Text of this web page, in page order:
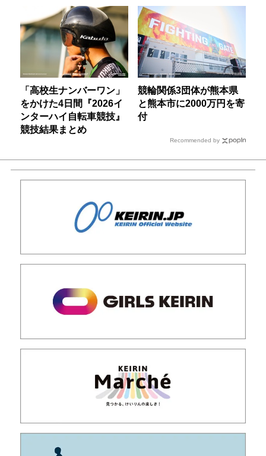
「高校生ナンバーワン」
をかけた4日間『2026イ
ンターハイ自転車競技』
競技結果まとめ
競輪関係3団体が熊本県
と熊本市に2000万円を寄
付
Recommended by